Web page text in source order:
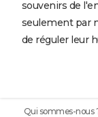
souvenirs de
seulement par
de réguler leur
Qui sommes-nous